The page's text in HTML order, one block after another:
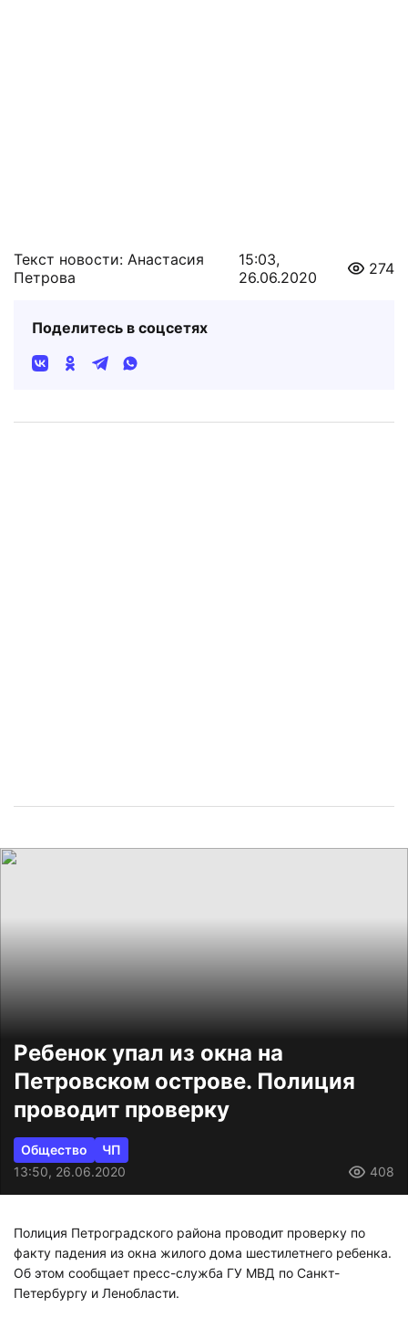
Текст новости: Анастасия
Петрова
15:03,
26.06.2020
274
Поделитесь в соцсетях
Ребенок упал из окна на
Петровском острове. Полиция
проводит проверку
Общество
ЧП
13:50, 26.06.2020
408
Полиция Петроградского района проводит проверку по
факту падения из окна жилого дома шестилетнего ребенка.
Об этом сообщает пресс-служба ГУ МВД по Санкт-
Петербургу и Ленобласти.